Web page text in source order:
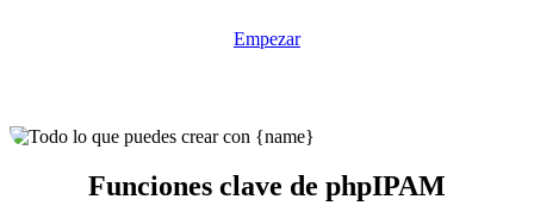
Empezar
Funciones clave de phpIPAM